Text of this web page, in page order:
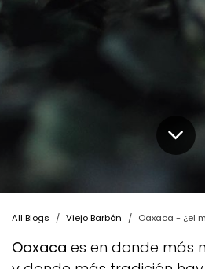
All Blogs Viejo Barbón Oaxaca - ¿el
Oaxaca es en donde más